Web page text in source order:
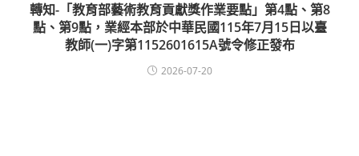
轉知-「教育部藝術教育貢獻獎作業要點」第4點、第8
點、第9點，業經本部於中華民國115年7月15日以臺
教師(一)字第1152601615A號令修正發布
2026-07-20